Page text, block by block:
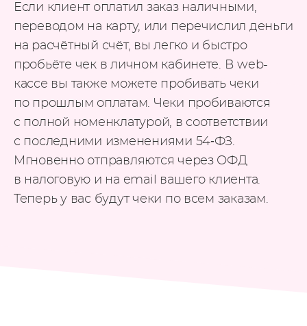
Если клиент оплатил заказ наличными,
переводом на карту, или перечислил деньги
на расчётный счёт, вы легко и быстро
пробьёте чек в личном кабинете. В web-
кассе вы также можете пробивать чеки
по прошлым оплатам. Чеки пробиваются
с полной номенклатурой, в соответствии
с последними изменениями 54‑ФЗ.
Мгновенно отправляются через ОФД
в налоговую и на email вашего клиента.
Теперь у вас будут чеки по всем заказам.